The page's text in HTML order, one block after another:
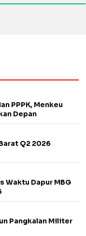
PPPK, Menkeu
Depan
Q2 2026
Waktu Dapur MBG
Pangkalan Militer